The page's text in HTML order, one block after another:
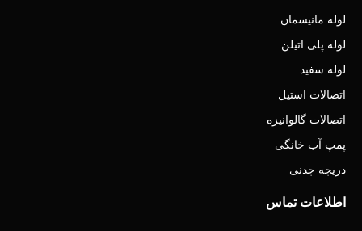
لوله مانیسمان
لوله پلی اتیلن
لوله سفید
اتصالات استیل
اتصالات گالوانیزه
پمپ آب خانگی
دریچه چدنی
اطلاعات تماس